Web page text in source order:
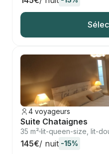
4 voyageurs
Suite Chataignes
35 m² lit-queen-size, lit-
145€/ nuit -15%